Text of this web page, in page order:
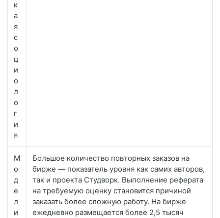
к
а
я
с
о
ц
и
о
л
о
г
и
я
М
о
д
е
л
и
Большое количество повторных заказов на
бирже — показатель уровня как самих авторов,
так и проекта Студворк. Выполнение реферата
на требуемую оценку становится причиной
заказать более сложную работу. На бирже
ежедневно размещается более 2,5 тысяч